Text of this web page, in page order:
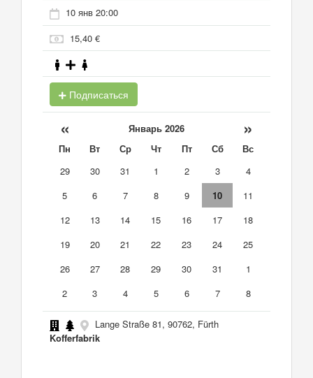
10 янв 20:00
15,40 €
Подписаться
« Январь 2026 »
Пн Вт Ср Чт Пт Сб
Вс
29
30 31 1 2 3
4
5
6 7 8 9 10
11
12
13 14 15 16 17
18
19
20 21 22 23 24
25
26
27 28 29 30 31
1
2
3 4 5 6 7 8
Lange Straße 81, 90762, Fürth
Kofferfabrik